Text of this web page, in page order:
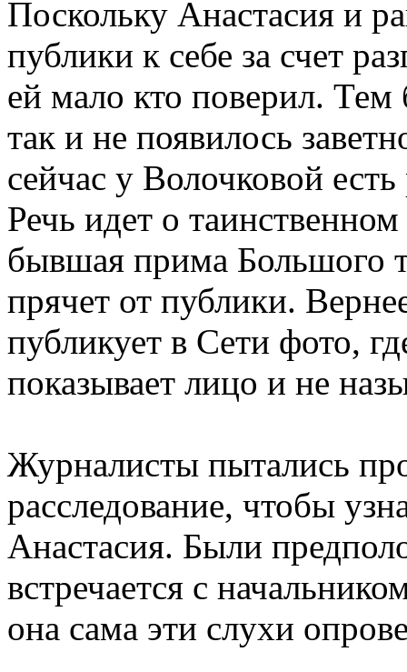
Поскольку Анастасия и
публики к себе за счет
ей мало кто поверил. Тем
так и не появилось
сейчас у Волочковой
Речь идет о
бывшая прима Большого
прячет от публики.
публикует в Сети фото,
показывает лицо и не
Журналисты пытались
расследование, чтобы
Анастасия. Были
встречается с
она сама эти слухи